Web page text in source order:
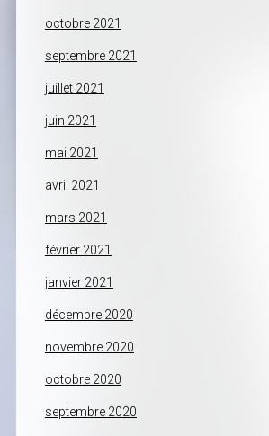
octobre 2021
septembre 2021
juillet 2021
juin 2021
mai 2021
avril 2021
mars 2021
février 2021
janvier 2021
décembre 2020
novembre 2020
octobre 2020
septembre 2020